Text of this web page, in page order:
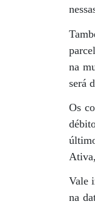
na
será
Os
Vale
na